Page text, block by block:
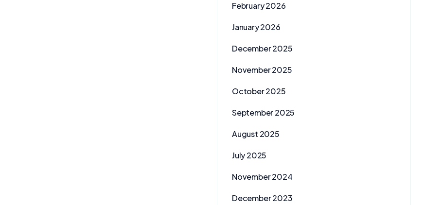
February 2026
January 2026
December 2025
November 2025
October 2025
September 2025
August 2025
July 2025
November 2024
December 2023